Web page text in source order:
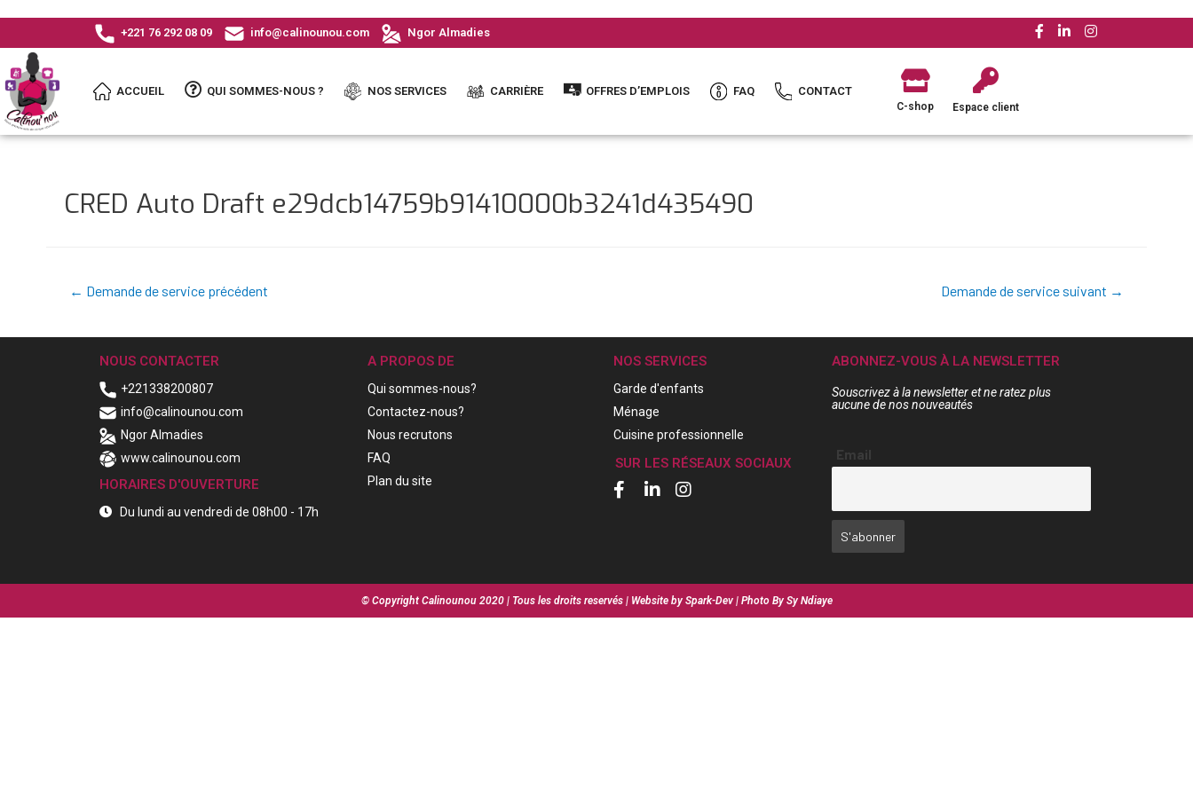
+221 76 292 08 09 info@calinounou.com Ngor Almadies
ACCUEIL QUI SOMMES-NOUS ? NOS SERVICES CARRIÈRE OFFRES D’EMPLOIS FAQ CONTACT
C-shop Espace client
CRED Auto Draft e29dcb14759b91410000b3241d435490
← Demande de service précédent Demande de service suivant →
NOUS CONTACTER
+221338200807
info@calinounou.com
Ngor Almadies
www.calinounou.com
HORAIRES D'OUVERTURE
Du lundi au vendredi de 08h00 - 17h
A PROPOS DE
Qui sommes-nous?
Contactez-nous?
Nous recrutons
FAQ
Plan du site
NOS SERVICES
Garde d'enfants
Ménage
Cuisine professionnelle
SUR LES RÉSEAUX SOCIAUX
ABONNEZ-VOUS À LA NEWSLETTER
Souscrivez à la newsletter et ne ratez plus
aucune de nos nouveautés
Email
© Copyright Calinounou 2020 | Tous les droits reservés | Website by Spark-Dev | Photo By Sy Ndiaye